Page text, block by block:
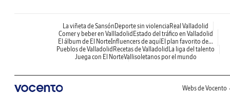
La viñeta de Sansón Deporte sin violencia Real Valladolid
Comer y beber en Vallladolid Estado del tráfico en Valladolid
El álbum de El NorteInfluencers de aquíEl plan favorito de...
Pueblos de Valladolid Recetas de Valladolid La liga del talento
Juega con El NorteVallisoletanos por el mundo
Webs de Vocento